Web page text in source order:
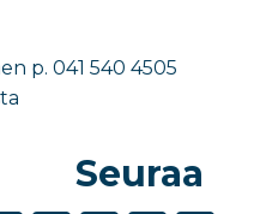
p. 041 540 4505
Seuraa